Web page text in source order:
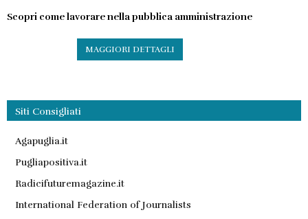
Scopri come lavorare nella pubblica amministrazione
MAGGIORI DETTAGLI
Siti Consigliati
Agapuglia.it
Pugliapositiva.it
Radicifuturemagazine.it
International Federation of Journalists